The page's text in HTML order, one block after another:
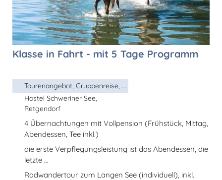
Klasse in Fahrt - mit 5 Tage Programm
Tourenangebot, Gruppenreise, ...
Hostel Schweriner See,
Retgendorf
4 Übernachtungen mit Vollpension (Frühstück, Mittag,
Abendessen, Tee inkl.)
die erste Verpflegungsleistung ist das Abendessen, die
letzte ...
Radwandertour zum Langen See (individuell), inkl.